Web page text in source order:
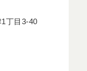
丁目3-40